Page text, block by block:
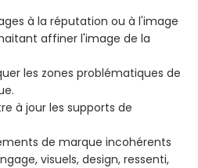
à la réputation ou à l'image
affiner l'image de la
les zones problématiques de
à jour les supports de
de marque incohérents
visuels, design, ressenti,